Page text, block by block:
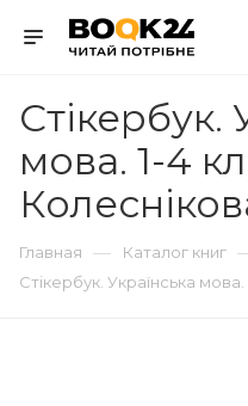
Стікербук.
мова. 1-4
Главная — Каталог книг
Стікербук. Українська мова.